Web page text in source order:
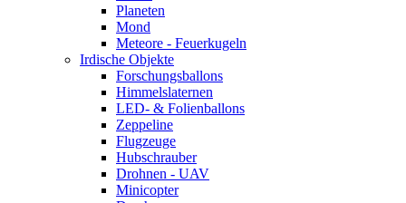
Planeten
Mond
Meteore - Feuerkugeln
Irdische Objekte
Forschungsballons
Himmelslaternen
LED- & Folienballons
Zeppeline
Flugzeuge
Hubschrauber
Drohnen - UAV
Minicopter